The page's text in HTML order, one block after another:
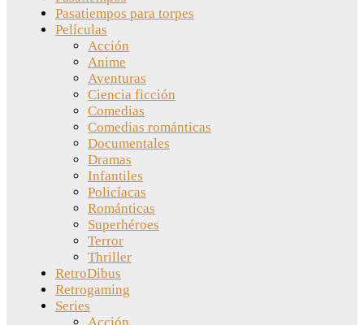
Pasatiempos para torpes
Películas
Acción
Anime
Aventuras
Ciencia ficción
Comedias
Comedias románticas
Documentales
Dramas
Infantiles
Policíacas
Románticas
Superhéroes
Terror
Thriller
RetroDibus
Retrogaming
Series
Acción